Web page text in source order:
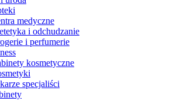
medyczne
i odchudzanie
i perfumerie
kosmetyczne
specjaliści